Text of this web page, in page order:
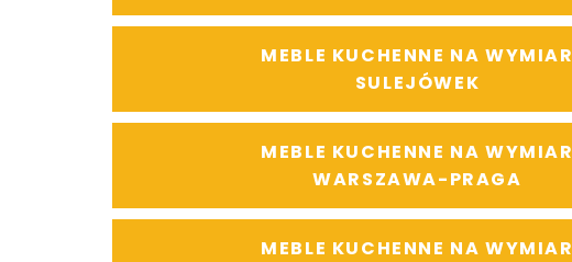
MEBLE KUCHENNE NA WYMIAR
SULEJÓWEK
MEBLE KUCHENNE NA WYMIAR
WARSZAWA-PRAGA
MEBLE KUCHENNE NA WYMIAR